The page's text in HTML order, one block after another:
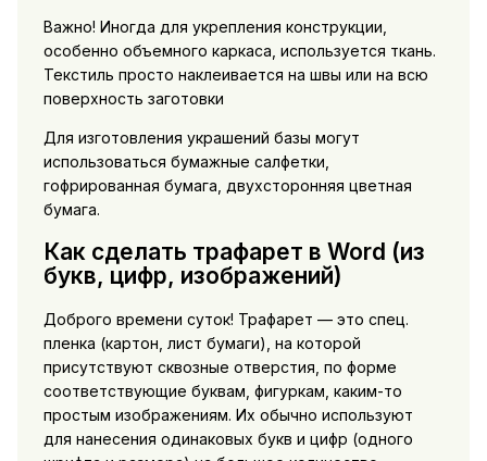
Важно! Иногда для укрепления конструкции,
особенно объемного каркаса, используется ткань.
Текстиль просто наклеивается на швы или на всю
поверхность заготовки
Для изготовления украшений базы могут
использоваться бумажные салфетки,
гофрированная бумага, двухсторонняя цветная
бумага.
Как сделать трафарет в Word (из
букв, цифр, изображений)
Доброго времени суток! Трафарет — это спец.
пленка (картон, лист бумаги), на которой
присутствуют сквозные отверстия, по форме
соответствующие буквам, фигуркам, каким-то
простым изображениям. Их обычно используют
для нанесения одинаковых букв и цифр (одного